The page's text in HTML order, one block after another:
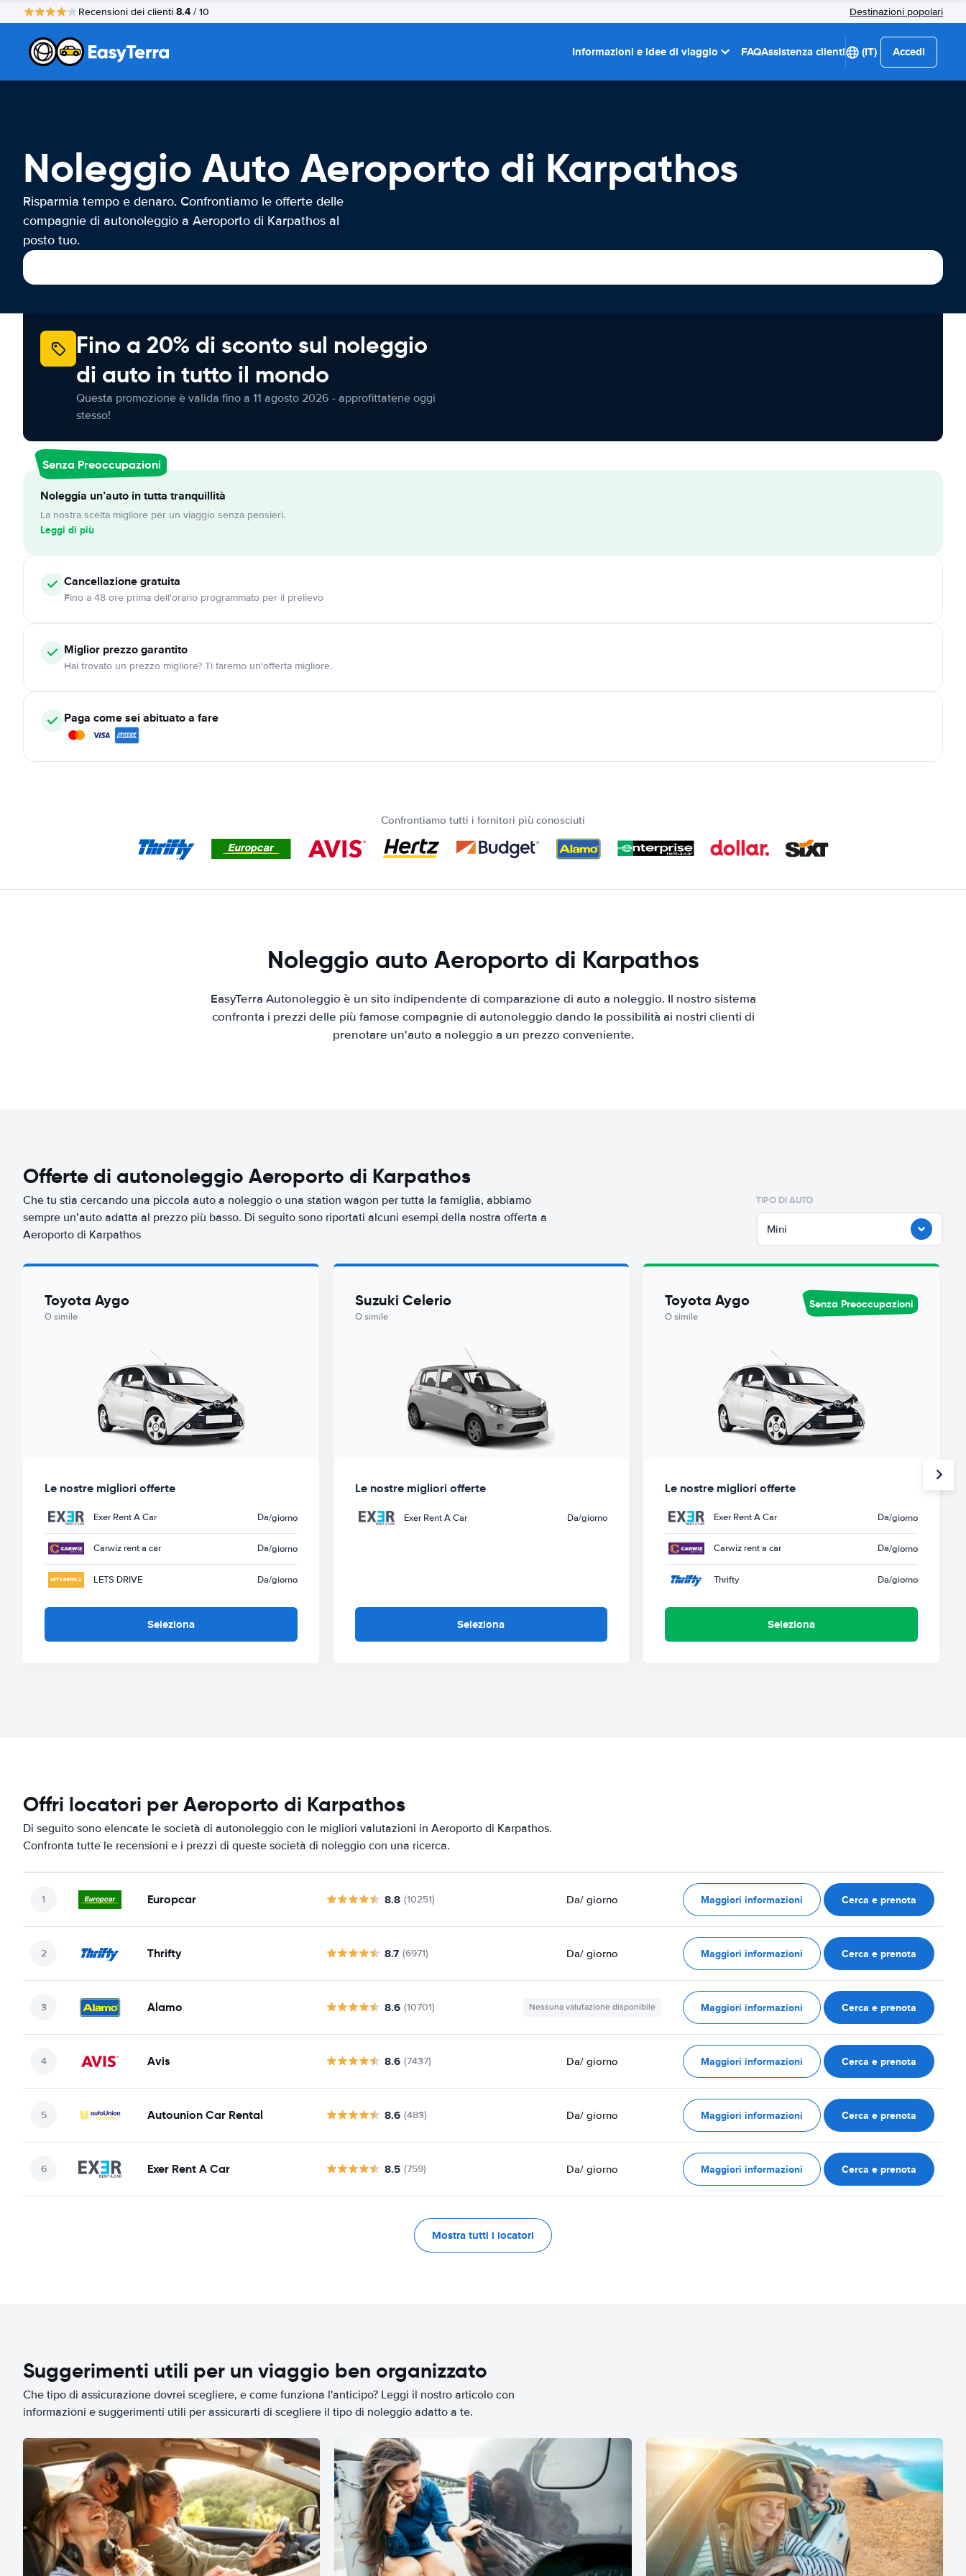
Recensioni dei clienti 8.4 / 10 Destinazioni popolari
Informazioni e idee di viaggio FAQAssistenza clienti (IT) Accedi
Noleggio Auto Aeroporto di Karpathos
Risparmia tempo e denaro. Confrontiamo le offerte delle
compagnie di autonoleggio a Aeroporto di Karpathos al
posto tuo.
Fino a 20% di sconto sul noleggio
di auto in tutto il mondo
Questa promozione è valida fino a 11 agosto 2026 - approfittatene oggi
stesso!
Senza Preoccupazioni
Noleggia un’auto in tutta tranquillità
La nostra scelta migliore per un viaggio senza pensieri.
Leggi di più
Cancellazionegratuita
Fino a 48 ore prima dell'orario programmato per il prelievo
Miglior prezzo garantito
Hai trovato un prezzo migliore? Ti faremo un'offerta migliore.
Paga come sei abituato a fare
Confrontiamo tutti i fornitori più conosciuti
Noleggio auto Aeroporto di Karpathos
EasyTerra Autonoleggio è un sito indipendente di comparazione di auto a noleggio. Il nostro sistema
confronta i prezzi delle più famose compagnie di autonoleggio dando la possibilità ai nostri clienti di
prenotare un'auto a noleggio a un prezzo conveniente.
Offerte di autonoleggio Aeroporto di Karpathos
Che tu stia cercando una piccola auto a noleggio o una station wagon per tutta la famiglia, abbiamo
sempre un’auto adatta al prezzo più basso. Di seguito sono riportati alcuni esempi della nostra offerta a
Aeroporto di Karpathos
TIPO DI AUTO
Mini
Toyota Aygo
O simile
Le nostre migliori offerte
Exer Rent A Car Da/giorno
Carwiz rent a car Da/giorno
LETS DRIVE Da/giorno
Seleziona
Suzuki Celerio
O simile
Le nostre migliori offerte
Exer Rent A Car Da/giorno
Seleziona
Toyota Aygo
O simile
Senza Preoccupazioni
Le nostre migliori offerte
Exer Rent A Car Da/giorno
Carwiz rent a car Da/giorno
Thrifty Da/giorno
Seleziona
Offri locatori per Aeroporto di Karpathos
Di seguito sono elencate le società di autonoleggio con le migliori valutazioni in Aeroporto di Karpathos.
Confronta tutte le recensioni e i prezzi di queste società di noleggio con una ricerca.
Europcar 8.8 (10251) Da/ giorno Maggiori informazioni Cerca e prenota
Thrifty 8.7 (6971) Da/ giorno Maggiori informazioni Cerca e prenota
Alamo 8.6 (10701) Nessuna valutazione disponibile Maggiori informazioni Cerca e prenota
Avis 8.6 (7437) Da/ giorno Maggiori informazioni Cerca e prenota
Autounion Car Rental 8.6 (483) Da/ giorno Maggiori informazioni Cerca e prenota
Exer Rent A Car 8.5 (759) Da/ giorno Maggiori informazioni Cerca e prenota
Mostra tutti i locatori
Suggerimenti utili per un viaggio ben organizzato
Che tipo di assicurazione dovrei scegliere, e come funziona l'anticipo? Leggi il nostro articolo con
informazioni e suggerimenti utili per assicurarti di scegliere il tipo di noleggio adatto a te.